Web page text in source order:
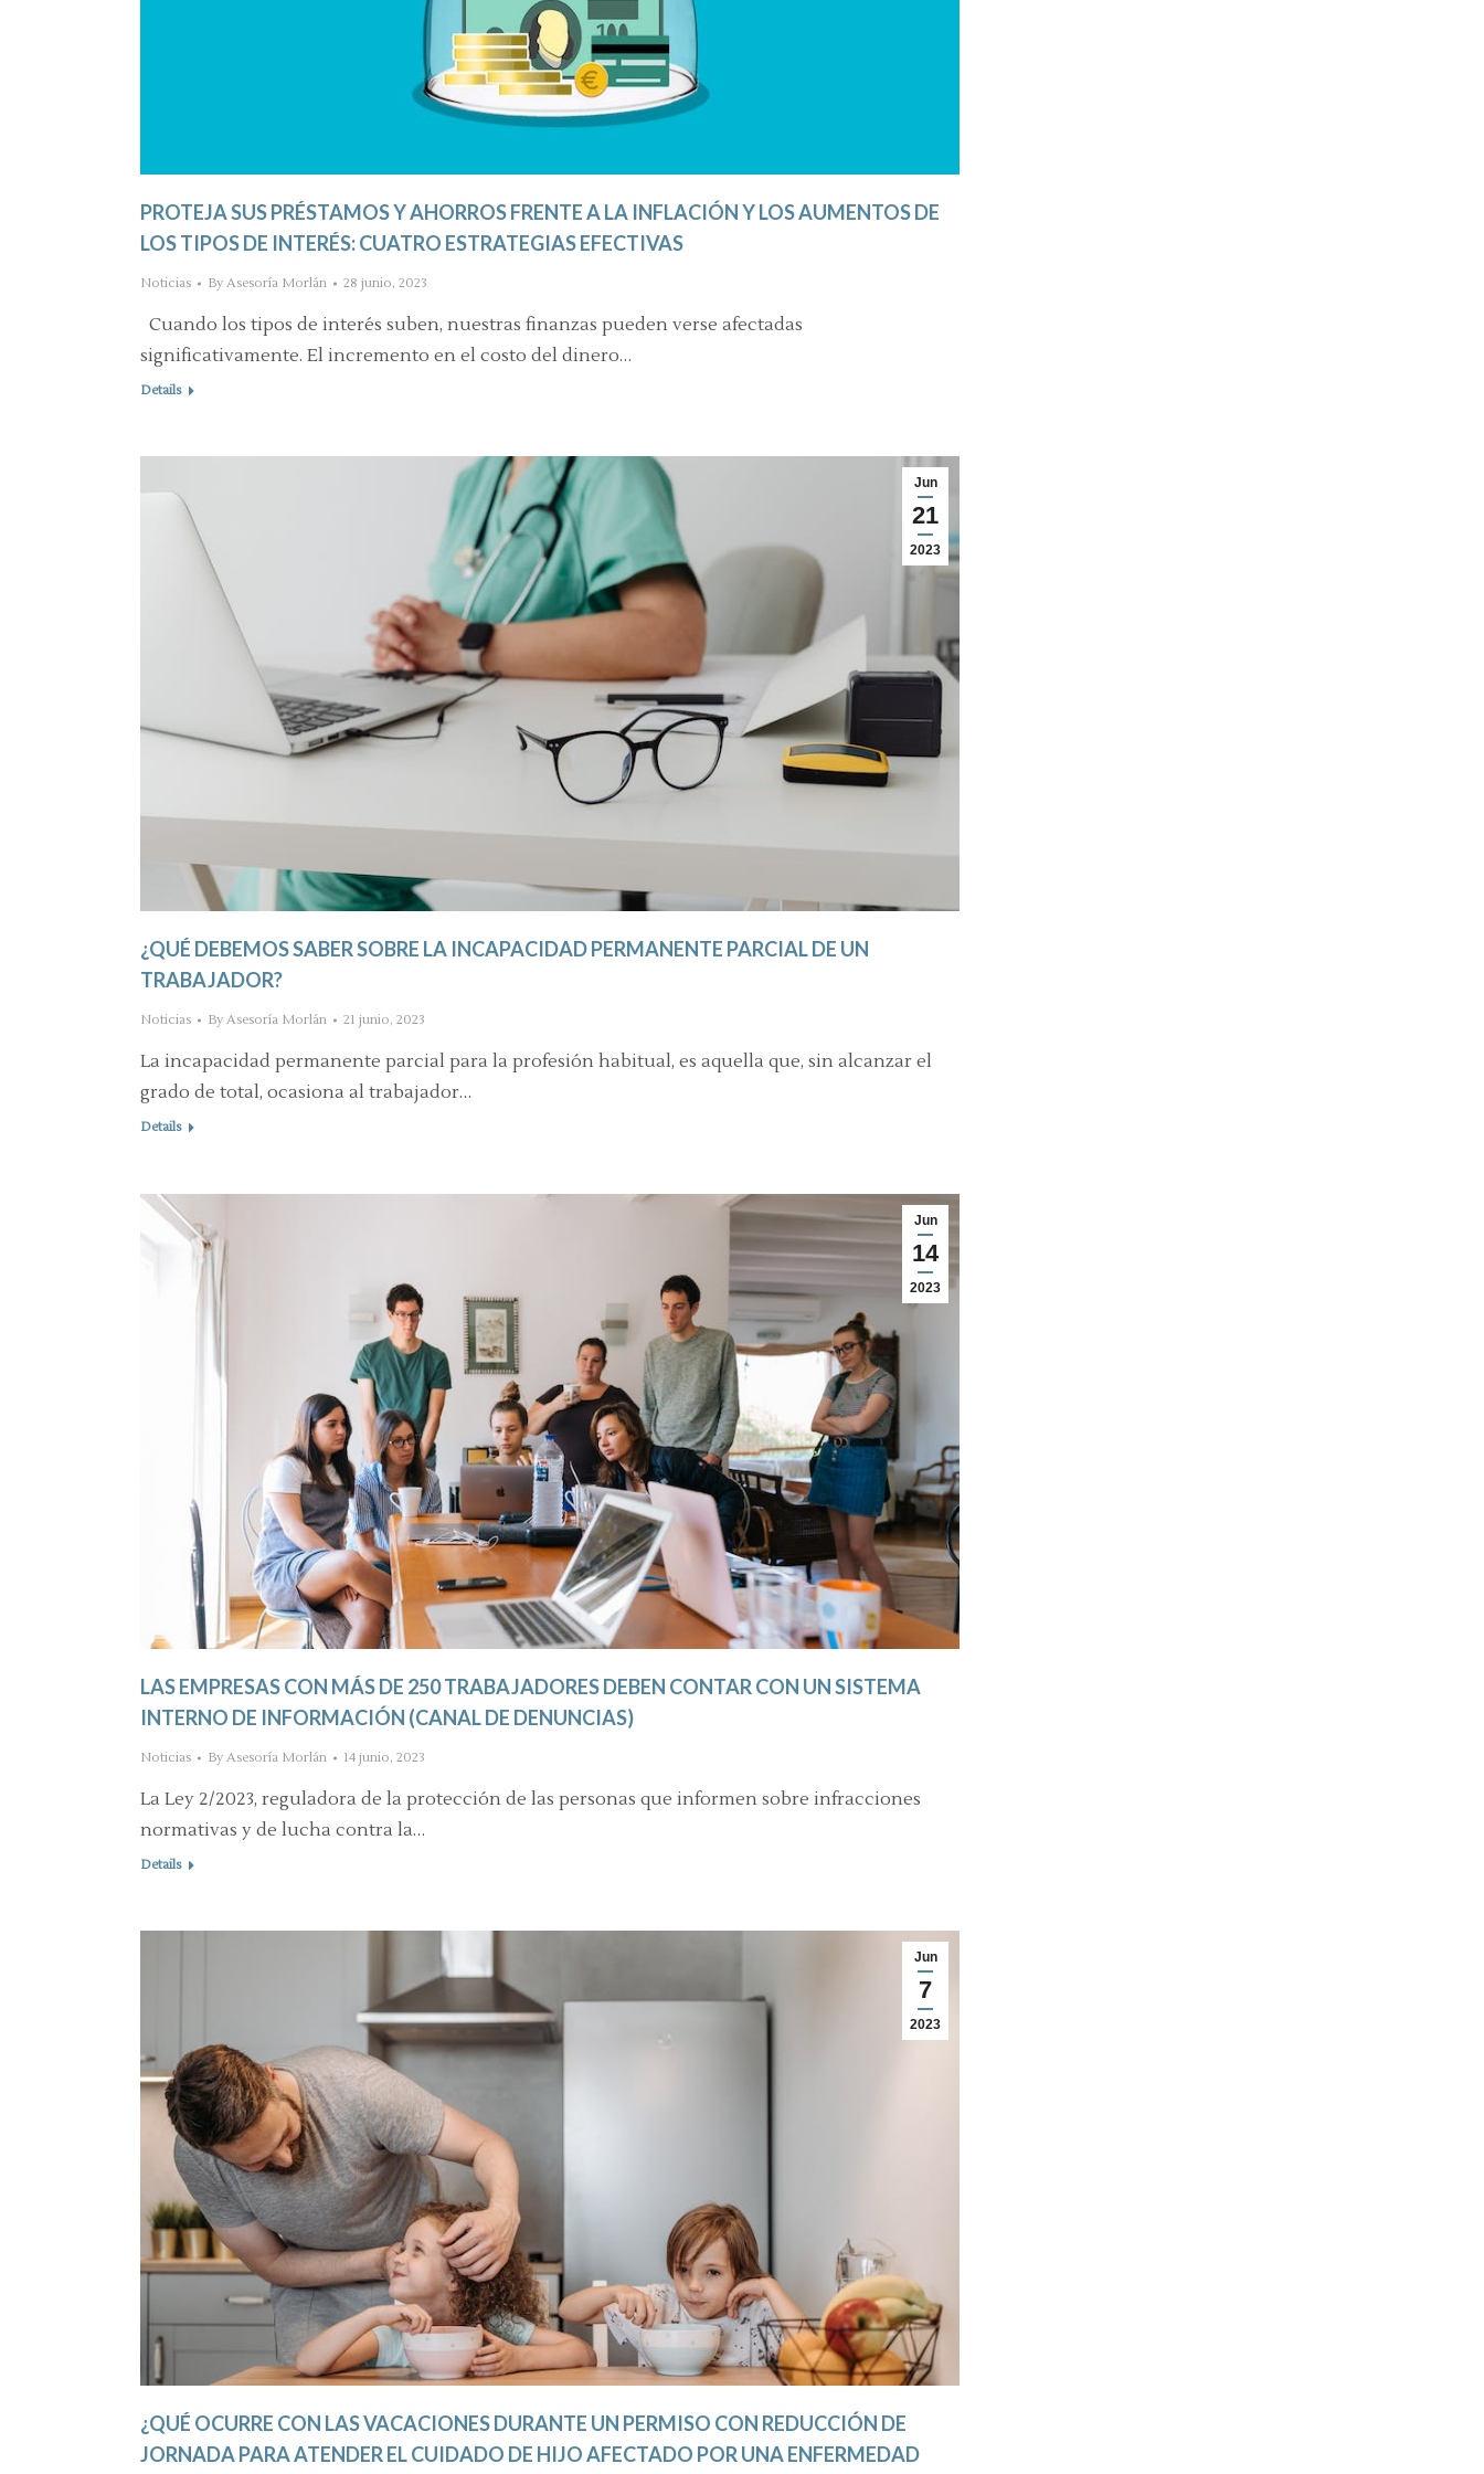
PROTEJA SUS PRÉSTAMOS Y AHORROS FRENTE A LA INFLACIÓN Y LOS AUMENTOS DE
LOS TIPOS DE INTERÉS: CUATRO ESTRATEGIAS EFECTIVAS
Noticias By Asesoría Morlán 28 junio, 2023
Cuando los tipos de interés suben, nuestras finanzas pueden verse afectadas
significativamente. El incremento en el costo del dinero…
Details
Jun
21
2023
¿QUÉ DEBEMOS SABER SOBRE LA INCAPACIDAD PERMANENTE PARCIAL DE UN
TRABAJADOR?
Noticias By Asesoría Morlán 21 junio, 2023
La incapacidad permanente parcial para la profesión habitual, es aquella que, sin alcanzar el
grado de total, ocasiona al trabajador…
Details
Jun
14
2023
LAS EMPRESAS CON MÁS DE 250 TRABAJADORES DEBEN CONTAR CON UN SISTEMA
INTERNO DE INFORMACIÓN (CANAL DE DENUNCIAS)
Noticias By Asesoría Morlán 14 junio, 2023
La Ley 2/2023, reguladora de la protección de las personas que informen sobre infracciones
normativas y de lucha contra la…
Details
Jun
7
2023
¿QUÉ OCURRE CON LAS VACACIONES DURANTE UN PERMISO CON REDUCCIÓN DE
JORNADA PARA ATENDER EL CUIDADO DE HIJO AFECTADO POR UNA ENFERMEDAD